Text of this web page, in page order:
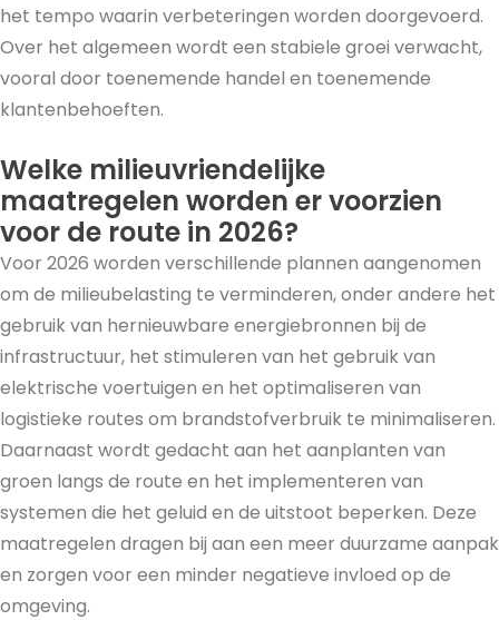
het tempo waarin verbeteringen worden doorgevoerd.
Over het algemeen wordt een stabiele groei verwacht,
vooral door toenemende handel en toenemende
klantenbehoeften.
Welke milieuvriendelijke
maatregelen worden er voorzien
voor de route in 2026?
Voor 2026 worden verschillende plannen aangenomen
om de milieubelasting te verminderen, onder andere het
gebruik van hernieuwbare energiebronnen bij de
infrastructuur, het stimuleren van het gebruik van
elektrische voertuigen en het optimaliseren van
logistieke routes om brandstofverbruik te minimaliseren.
Daarnaast wordt gedacht aan het aanplanten van
groen langs de route en het implementeren van
systemen die het geluid en de uitstoot beperken. Deze
maatregelen dragen bij aan een meer duurzame aanpak
en zorgen voor een minder negatieve invloed op de
omgeving.